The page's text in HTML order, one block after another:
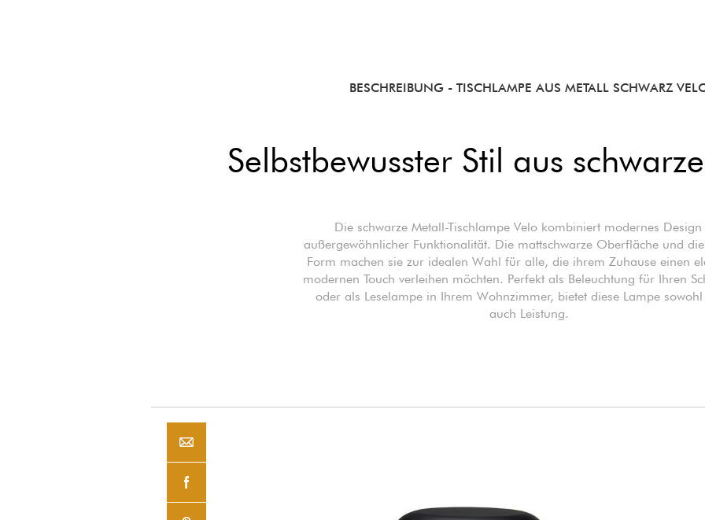
BESCHREIBUNG - TISCHLAMPE AUS METALL SCHWARZ
Selbstbewusster Stil aus
Die schwarze Metall-Tischlampe Velo kombiniert modernes
außergewöhnlicher Funktionalität. Die mattschwarze Oberfläche und
Form machen sie zur idealen Wahl für alle, die ihrem Zuhause einen
modernen Touch verleihen möchten. Perfekt als Beleuchtung für Ihren
oder als Leselampe in Ihrem Wohnzimmer, bietet diese Lampe
auch Leistung.